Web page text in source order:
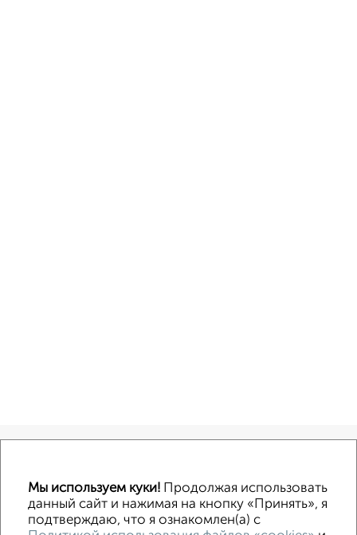
Производственное помещение
Контакты Политика конфиденциальности
Мы используем куки! Продолжая использовать
данный сайт и нажимая на кнопку «Принять», я
подтверждаю, что я ознакомлен(а) с